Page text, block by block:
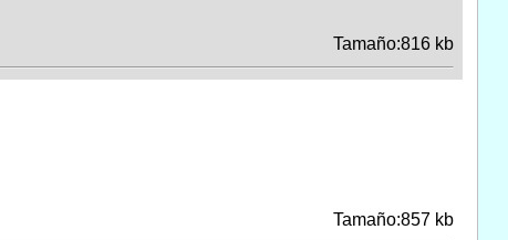
Tamaño:816 kb
Tamaño:857 kb